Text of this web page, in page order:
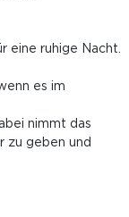
eine ruhige Nacht.
es im
nimmt das
zu geben und